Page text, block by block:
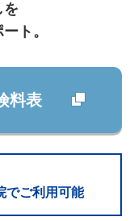
を
ト。
料表
でご利用可能